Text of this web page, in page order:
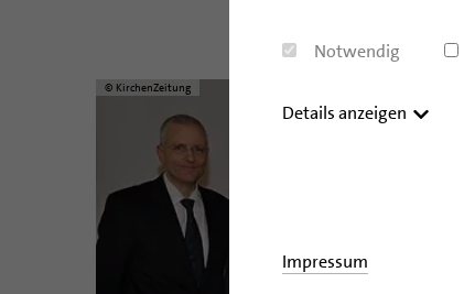
Notwendig
Details anzeigen
Impressum
© KirchenZeitung